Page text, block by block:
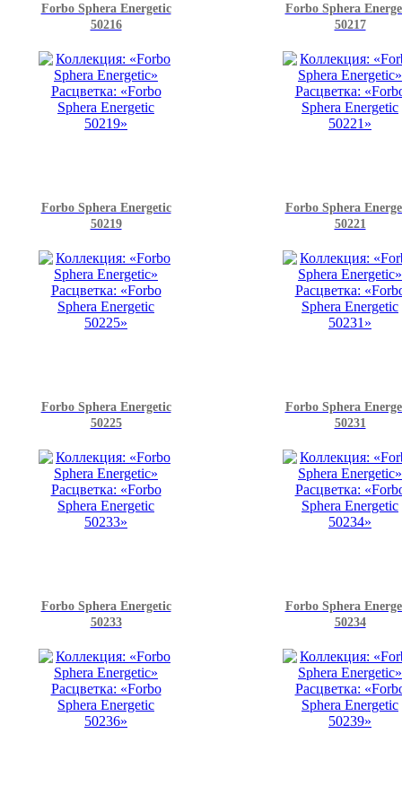
Forbo Sphera Energetic
50216
Forbo Sphera
50217
Forbo Sphera Energetic
50219
Forbo Sphera
50221
Forbo Sphera Energetic
50225
Forbo Sphera
50231
Forbo Sphera Energetic
50233
Forbo Sphera
50234